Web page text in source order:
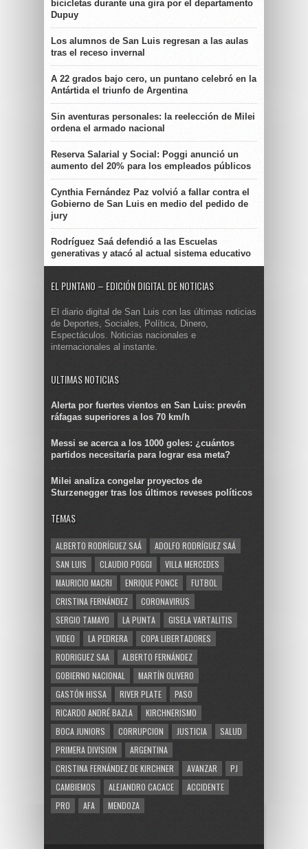
bicicletas durante una gira por el departamento
Dupuy
Los alumnos de San Luis regresan a las aulas
tras el receso invernal
A 22 grados bajo cero, un puntano celebró en la
Antártida el triunfo de Argentina
Sin aventuras personales: la reelección de Milei
ordena el armado nacional
Reserva Salarial y Social: Poggi anunció un
aumento del 20% para los empleados públicos
Cynthia Fernández Paz volvió a fallar contra el
Gobierno de San Luis en medio del pedido de
jury
Rodríguez Saá defendió a las Escuelas
generativas y atacó al actual sistema educativo
EL PUNTANO – EDICIÓN DIGITAL DE NOTICIAS
El diario digital de San Luis con las últimas noticias
de Deportes, Sociales, Política, Dinero,
Espectáculos. Noticias nacionales e
internacionales al instante.
ULTIMAS NOTICIAS
Alerta por fuertes vientos en San Luis: prevén
ráfagas superiores a los 70 km/h
Messi se acerca a los 1000 goles: ¿cuántos
partidos necesitaría para lograr esa meta?
Milei analiza congelar proyectos de
Sturzenegger tras los últimos reveses políticos
TEMAS
ALBERTO RODRÍGUEZ SAÁ
ADOLFO RODRÍGUEZ SAÁ
SAN LUIS
CLAUDIO POGGI
VILLA MERCEDES
MAURICIO MACRI
ENRIQUE PONCE
FUTBOL
CRISTINA FERNÁNDEZ
CORONAVIRUS
SERGIO TAMAYO
LA PUNTA
GISELA VARTALITIS
VIDEO
LA PEDRERA
COPA LIBERTADORES
RODRIGUEZ SAA
ALBERTO FERNÁNDEZ
GOBIERNO NACIONAL
MARTÍN OLIVERO
GASTÓN HISSA
RIVER PLATE
PASO
RICARDO ANDRÉ BAZLA
KIRCHNERISMO
BOCA JUNIORS
CORRUPCION JUSTICIA
SALUD
PRIMERA DIVISION
ARGENTINA
CRISTINA FERNÁNDEZ DE KIRCHNER
AVANZAR
PJ
CAMBIEMOS
ALEJANDRO CACACE
ACCIDENTE
PRO
AFA MENDOZA